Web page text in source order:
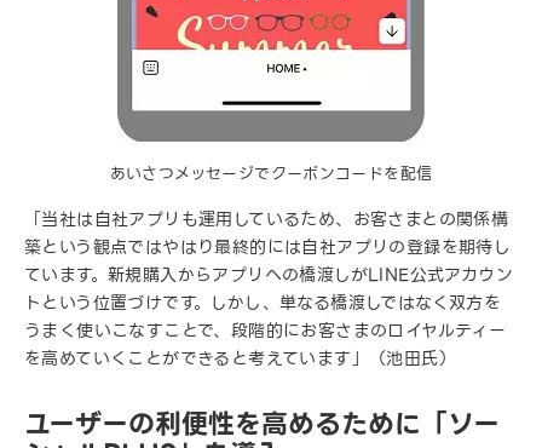
あいさつメッセージでクーポンコードを配信
「当社は自社アプリも運用しているため、お客さまとの関係構
築という観点ではやはり最終的には自社アプリの登録を期待し
ています。新規購入からアプリへの橋渡しがLINE公式アカウン
トという位置づけです。しかし、単なる橋渡しではなく双方を
うまく使いこなすことで、段階的にお客さまのロイヤルティー
を高めていくことができると考えています」（池田氏）
ユーザーの利便性を高めるために「ソー